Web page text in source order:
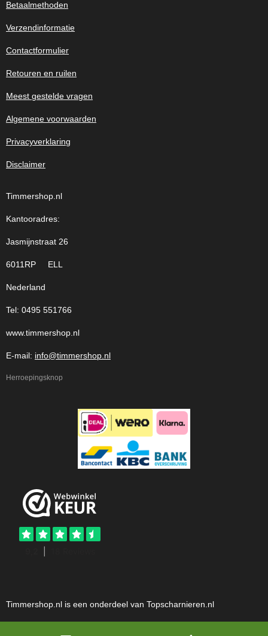
Betaalmethoden
Verzendinformatie
Contactformulier
Retouren en ruilen
Meest gestelde vragen
Algemene voorwaarden
Privacyverklaring
Disclaimer
Timmershop.nl
Kantooradres:
Jasmijnstraat 26
6011RP ELL
Nederland
Tel: 0495 551766
www.timmershop.nl
E-mail: info@timmershop.nl
Herroepingsknop
Timmershop.nl is een onderdeel van Topscharnieren.nl